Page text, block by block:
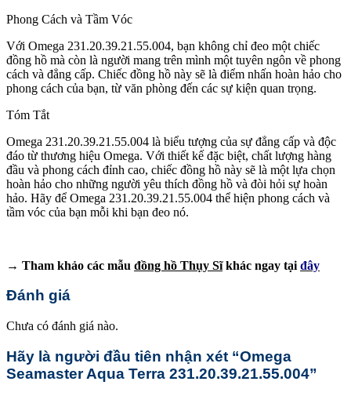
Phong Cách và Tầm Vóc
Với Omega 231.20.39.21.55.004, bạn không chỉ đeo một chiếc
đồng hồ mà còn là người mang trên mình một tuyên ngôn về phong
cách và đẳng cấp. Chiếc đồng hồ này sẽ là điểm nhấn hoàn hảo cho
phong cách của bạn, từ văn phòng đến các sự kiện quan trọng.
Tóm Tắt
Omega 231.20.39.21.55.004 là biểu tượng của sự đẳng cấp và độc
đáo từ thương hiệu Omega. Với thiết kế đặc biệt, chất lượng hàng
đầu và phong cách đỉnh cao, chiếc đồng hồ này sẽ là một lựa chọn
hoàn hảo cho những người yêu thích đồng hồ và đòi hỏi sự hoàn
hảo. Hãy để Omega 231.20.39.21.55.004 thể hiện phong cách và
tầm vóc của bạn mỗi khi bạn đeo nó.
→ Tham khảo các mẫu đồng hồ Thụy Sĩkhác ngay tại đây
Đánh giá
Chưa có đánh giá nào.
Hãy là người đầu tiên nhận xét “Omega
Seamaster Aqua Terra 231.20.39.21.55.004”